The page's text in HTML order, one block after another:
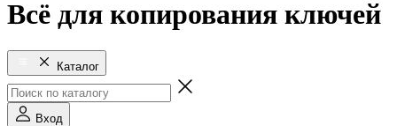
Всё для копирования ключей
Каталог
Вход